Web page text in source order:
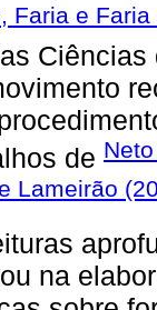
Faria e Faria
de
Lameirão
na